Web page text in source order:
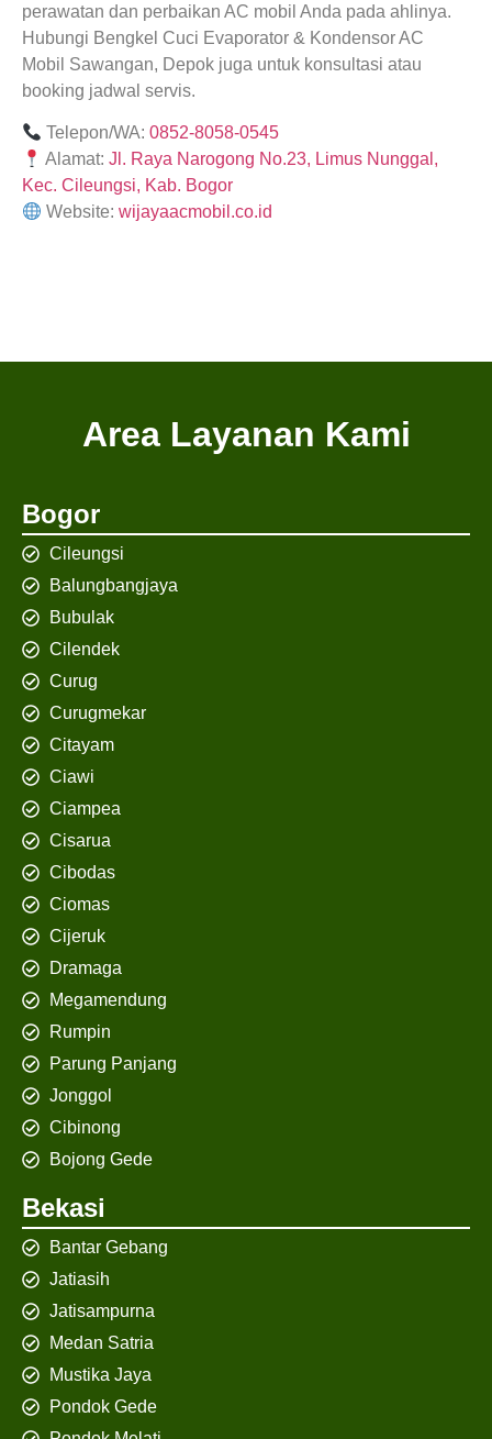
perawatan dan perbaikan AC mobil Anda pada ahlinya.
Hubungi Bengkel Cuci Evaporator & Kondensor AC
Mobil Sawangan, Depok juga untuk konsultasi atau
booking jadwal servis.
Telepon/WA:0852-8058-0545
Alamat:Jl. Raya Narogong No.23, Limus Nunggal,
Kec. Cileungsi, Kab. Bogor
Website:wijayaacmobil.co.id
Area Layanan Kami
Bogor
Cileungsi
Balungbangjaya
Bubulak
Cilendek
Curug
Curugmekar
Citayam
Ciawi
Ciampea
Cisarua
Cibodas
Ciomas
Cijeruk
Dramaga
Megamendung
Rumpin
Parung Panjang
Jonggol
Cibinong
Bojong Gede
Bekasi
Bantar Gebang
Jatiasih
Jatisampurna
Medan Satria
Mustika Jaya
Pondok Gede